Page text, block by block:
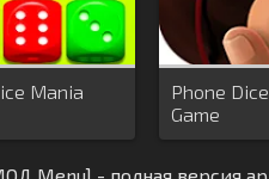
Mania
Phone
Game